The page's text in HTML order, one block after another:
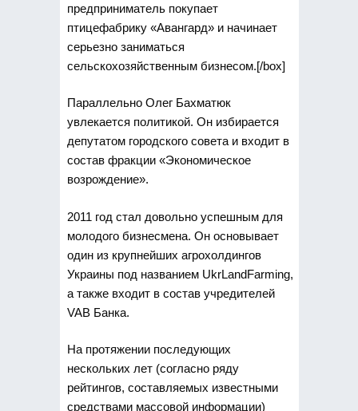
предприниматель покупает
птицефабрику «Авангард» и начинает
серьезно заниматься
сельскохозяйственным бизнесом.[/box]
Параллельно Олег Бахматюк
увлекается политикой. Он избирается
депутатом городского совета и входит в
состав фракции «Экономическое
возрождение».
2011 год стал довольно успешным для
молодого бизнесмена. Он основывает
один из крупнейших агрохолдингов
Украины под названием UkrLandFarming,
а также входит в состав учредителей
VAB Банка.
На протяжении последующих
нескольких лет (согласно ряду
рейтингов, составляемых известными
средствами массовой информации)